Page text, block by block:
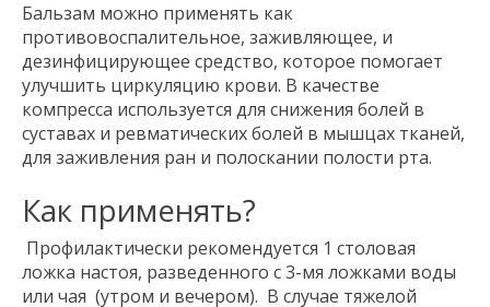
Бальзам можно применять как
противовоспалительное, заживляющее, и
дезинфицирующее средство, которое помогает
улучшить циркуляцию крови. В качестве
компресса используется для снижения болей в
суставах и ревматических болей в мышцах тканей,
для заживления ран и полоскании полости рта.
Как применять?
Профилактически рекомендуется 1 столовая
ложка настоя, разведенного с 3-мя ложками воды
или чая (утром и вечером). В случае тяжелой